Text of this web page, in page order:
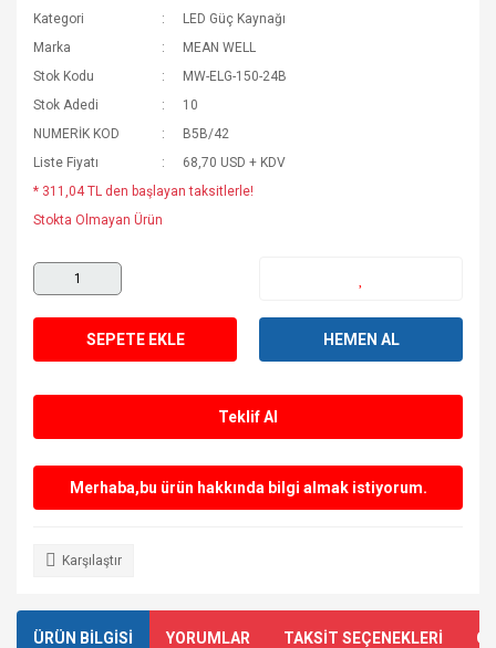
Kategori
LED Güç Kaynağı
Marka
MEAN WELL
Stok Kodu
MW-ELG-150-24B
Stok Adedi
10
NUMERİK KOD
B5B/42
Liste Fiyatı
68,70 USD + KDV
* 311,04 TL den başlayan taksitlerle!
Stokta Olmayan Ürün
SEPETE EKLE HEMEN AL
Teklif Al
Merhaba,bu ürün hakkında bilgi almak istiyorum.
Karşılaştır
ÜRÜN BİLGİSİ YORUMLAR TAKSİT SEÇENEKLERİ